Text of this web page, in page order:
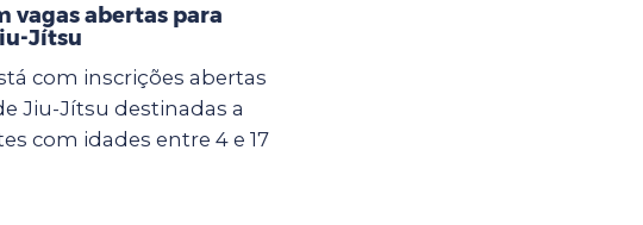
vagas abertas para
Jítsu
com inscrições abertas
Jiu-Jítsu destinadas a
com idades entre 4 e 17